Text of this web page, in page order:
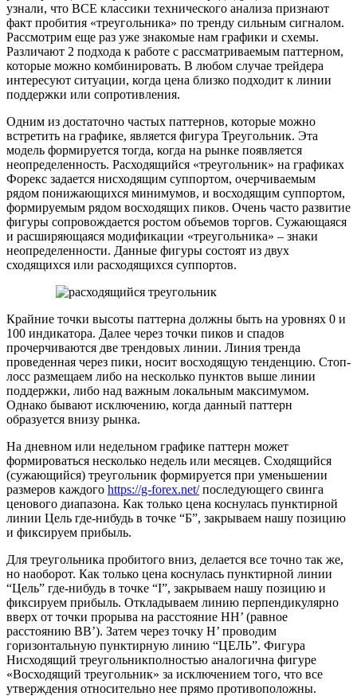
узнали, что ВСЕ классики технического анализа признают
факт пробития «треугольника» по тренду сильным сигналом.
Рассмотрим еще раз уже знакомые нам графики и схемы.
Различают 2 подхода к работе с рассматриваемым паттерном,
которые можно комбинировать. В любом случае трейдера
интересуют ситуации, когда цена близко подходит к линии
поддержки или сопротивления.
Одним из достаточно частых паттернов, которые можно
встретить на графике, является фигура Треугольник. Эта
модель формируется тогда, когда на рынке появляется
неопределенность. Расходящийся «треугольник» на графиках
Форекс задается нисходящим суппортом, очерчиваемым
рядом понижающихся минимумов, и восходящим суппортом,
формируемым рядом восходящих пиков. Очень часто развитие
фигуры сопровождается ростом объемов торгов. Сужающаяся
и расширяющаяся модификации «треугольника» – знаки
неопределенности. Данные фигуры состоят из двух
сходящихся или расходящихся суппортов.
Крайние точки высоты паттерна должны быть на уровнях 0 и
100 индикатора. Далее через точки пиков и спадов
прочерчиваются две трендовых линии. Линия тренда
проведенная через пики, носит восходящую тенденцию. Стоп-
лосс размещаем либо на несколько пунктов выше линии
поддержки, либо над важным локальным максимумом.
Однако бывают исключению, когда данный паттерн
образуется внизу рынка.
На дневном или недельном графике паттерн может
формироваться несколько недель или месяцев. Сходящийся
(сужающийся) треугольник формируется при уменьшении
размеров каждого https://g-forex.net/последующего свинга
ценового диапазона. Как только цена коснулась пунктирной
линии Цель где-нибудь в точке “Б”, закрываем нашу позицию
и фиксируем прибыль.
Для треугольника пробитого вниз, делается все точно так же,
но наоборот. Как только цена коснулась пунктирной линии
“Цель” где-нибудь в точке “I”, закрываем нашу позицию и
фиксируем прибыль. Откладываем линию перпендикулярно
вверх от точки прорыва на расстояние HH’ (равное
расстоянию BB’). Затем через точку H’ проводим
горизонтальную пунктирную линию “ЦЕЛЬ”. Фигура
Нисходящий треугольникполностью аналогична фигуре
«Восходящий треугольник» за исключением того, что все
утверждения относительно нее прямо противоположны.